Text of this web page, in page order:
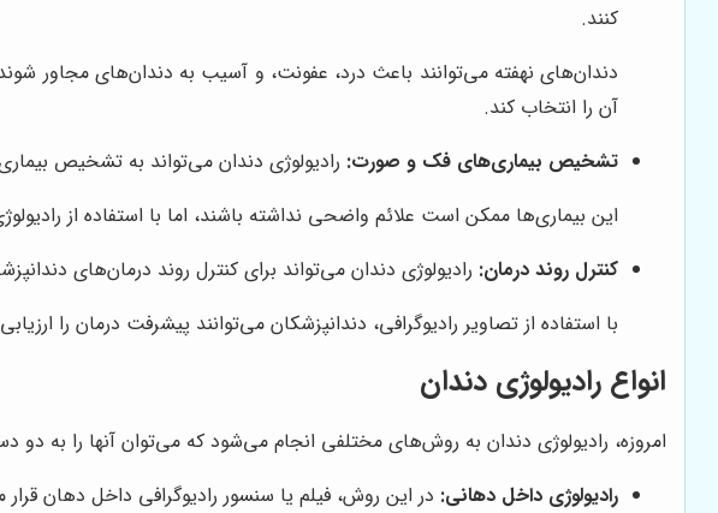
کنند.
دندان‌های نهفته می‌توانند باعث درد، عفونت، و آسیب به دندان‌های مجاور
آن را انتخاب کند.
تشخیص بیماری‌های فک و صورت: رادیولوژی دندان می‌تواند به تشخیص
این بیماری‌ها ممکن است علائم واضحی نداشته باشند، اما با استفاده از
کنترل روند درمان: رادیولوژی دندان می‌تواند برای کنترل روند درمان‌های
با استفاده از تصاویر رادیوگرافی، دندانپزشکان می‌توانند پیشرفت درمان را
انواع رادیولوژی دندان
امروزه، رادیولوژی دندان به روش‌های مختلفی انجام می‌شود که می‌توان آنها را به
رادیولوژی داخل دهانی: در این روش، فیلم یا سنسور رادیوگرافی داخل دهان